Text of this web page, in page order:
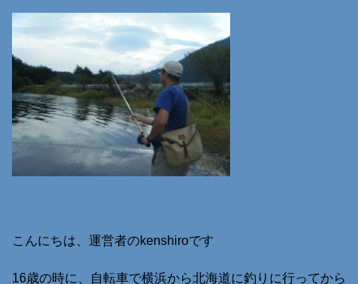
こんにちは、運営者のkenshiroです
16歳の時に、自転車で横浜から北海道に釣りに行ってから